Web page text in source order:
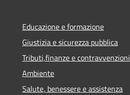
Educazione e formazione
Giustizia e sicurezza pubblica
Tributi,finanze e contravvenzioni
Ambiente
Salute, benessere e assistenza